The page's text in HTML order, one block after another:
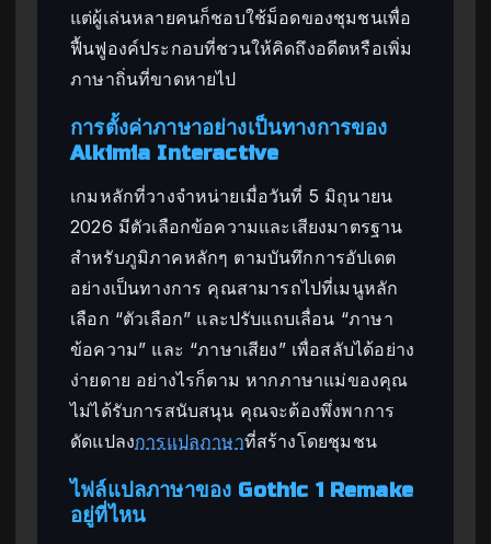
แต่ผู้เล่นหลายคนก็ชอบใช้ม็อดของชุมชนเพื่อ
ฟื้นฟูองค์ประกอบที่ชวนให้คิดถึงอดีตหรือเพิ่ม
ภาษาถิ่นที่ขาดหายไป
การตั้งค่าภาษาอย่างเป็นทางการของ
Alkimia Interactive
เกมหลักที่วางจำหน่ายเมื่อวันที่ 5 มิถุนายน
2026 มีตัวเลือกข้อความและเสียงมาตรฐาน
สำหรับภูมิภาคหลักๆ ตามบันทึกการอัปเดต
อย่างเป็นทางการ คุณสามารถไปที่เมนูหลัก
เลือก “ตัวเลือก” และปรับแถบเลื่อน “ภาษา
ข้อความ” และ “ภาษาเสียง” เพื่อสลับได้อย่าง
ง่ายดาย อย่างไรก็ตาม หากภาษาแม่ของคุณ
ไม่ได้รับการสนับสนุน คุณจะต้องพึ่งพาการ
ดัดแปลงการแปลภาษาที่สร้างโดยชุมชน
ไฟล์แปลภาษาของ Gothic 1 Remake
อยู่ที่ไหน